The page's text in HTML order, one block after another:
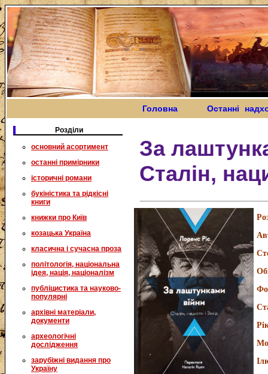
Головна Останні
Розділи
основний асортимент
останні примірники
історичні романи
букіністика та рідкісні
книги
книжки про Київ
козацька Україна
класична і сучасна проза
політологія, національна
ідея, нація, націоналізм
публіцистика та науково-
популярні
архівні матеріали,
документи
археологічні
дослідження
зарубіжні видання про
Україну
За
Сталін,